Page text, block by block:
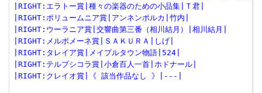
|RIGHT:エラトー賞|種々の楽器のための小品集|Ｔ君|
|RIGHT:ポリュームニア賞|アンネンポルカ|竹内|
|RIGHT:ウーラニア賞|交響曲第三番（相川結月）|相川結月|
|RIGHT:メルポメーネ賞|ＳＡＫＵＲＡ|しげ|
|RIGHT:タレイア賞|メイプルタウン物語|524|
|RIGHT:テルプシコラ賞|小倉百人一首|ホドナール|
|RIGHT:クレイオ賞|《 該当作品なし 》|---|